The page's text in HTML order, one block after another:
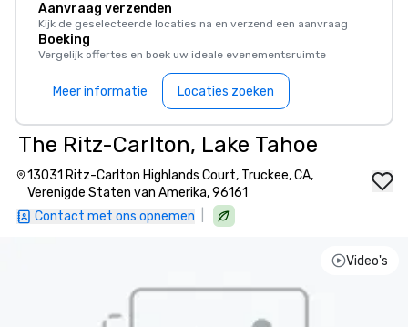
Aanvraag verzenden
Kijk de geselecteerde locaties na en verzend een aanvraag
Boeking
Vergelijk offertes en boek uw ideale evenementsruimte
Meer informatie Locaties zoeken
The Ritz-Carlton, Lake Tahoe
13031 Ritz-Carlton Highlands Court, Truckee, CA,
Verenigde Staten van Amerika, 96161
Contact met ons opnemen
Video's